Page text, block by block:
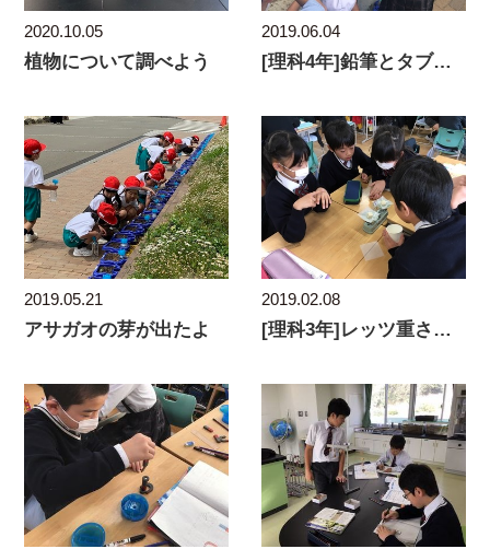
2020.10.05
植物について調べよう
2019.06.04
[理科4年]鉛筆とタブレットで成長記録！
2019.05.21
アサガオの芽が出たよ
2019.02.08
[理科3年]レッツ重さくらべ！